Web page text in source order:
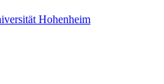
Hohenheim